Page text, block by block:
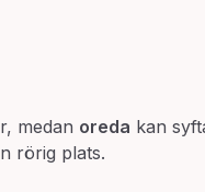
medan oreda kan
rörig plats.